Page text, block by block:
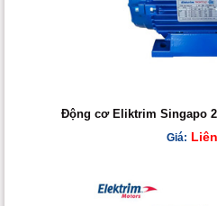
Động cơ Eliktrim Singapo
Giá: